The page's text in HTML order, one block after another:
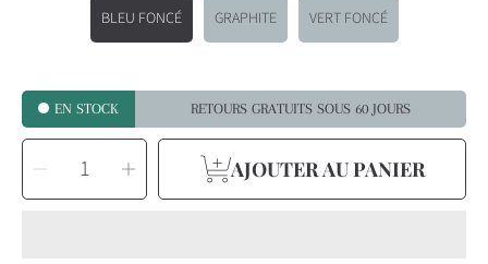
BLEU FONCÉ GRAPHITE VERT FONCÉ
EN STOCK RETOURS GRATUITS SOUS 60 JOURS
SÉLECTIONNEZ
QUANTITÉDiminuer
quantité
pour
Augmenter
la
quantité
pour
AJOUTER AU PANIER